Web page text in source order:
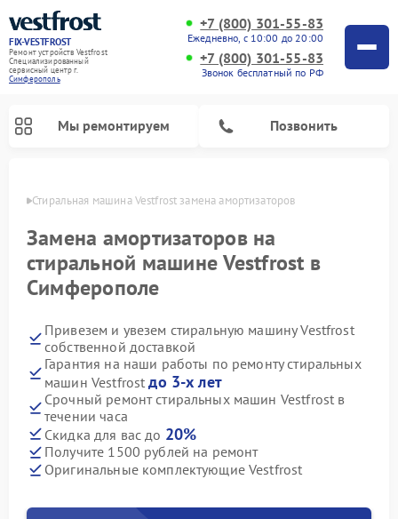
FIX-VESTFROST
Ремонт устройств Vestfrost
Специализированный
cервисный центр г.
Симферополь
+7 (800) 301-55-83
Ежедневно, с 10:00 до 20:00
+7 (800) 301-55-83
Звонок бесплатный по РФ
Мы ремонтируем Позвонить
Стиральная машина Vestfrost замена амортизаторов
Замена амортизаторов на
стиральной машине Vestfrost в
Симферополе
Привезем и увезем стиральную машину Vestfrost
собственной доставкой
Гарантия на наши работы по ремонту стиральных
машин Vestfrostдо 3-х лет
Срочный ремонт стиральных машин Vestfrost в
течении часа
Скидка для вас до 20%
Получите 1500 рублей на ремонт
Оригинальные комплектующие Vestfrost